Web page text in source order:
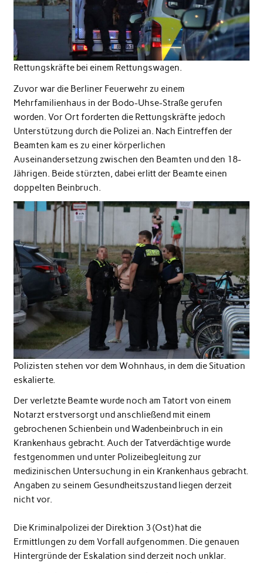
Rettungskräfte bei einem Rettungswagen.
Zuvor war die Berliner Feuerwehr zu einem
Mehrfamilienhaus in der Bodo-Uhse-Straße gerufen
worden. Vor Ort forderten die Rettungskräfte jedoch
Unterstützung durch die Polizei an. Nach Eintreffen der
Beamten kam es zu einer körperlichen
Auseinandersetzung zwischen den Beamten und den 18-
Jährigen. Beide stürzten, dabei erlitt der Beamte einen
doppelten Beinbruch.
Polizisten stehen vor dem Wohnhaus, in dem die Situation
eskalierte.
Der verletzte Beamte wurde noch am Tatort von einem
Notarzt erstversorgt und anschließend mit einem
gebrochenen Schienbein und Wadenbeinbruch in ein
Krankenhaus gebracht. Auch der Tatverdächtige wurde
festgenommen und unter Polizeibegleitung zur
medizinischen Untersuchung in ein Krankenhaus gebracht.
Angaben zu seinem Gesundheitszustand liegen derzeit
nicht vor.
Die Kriminalpolizei der Direktion 3 (Ost) hat die
Ermittlungen zu dem Vorfall aufgenommen. Die genauen
Hintergründe der Eskalation sind derzeit noch unklar.